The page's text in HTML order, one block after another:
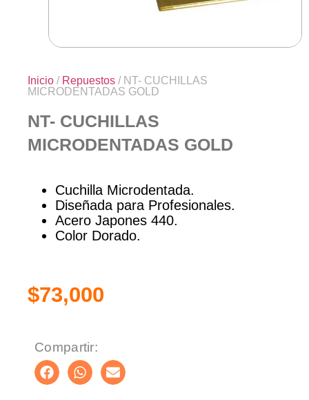
Inicio / Repuestos / NT- CUCHILLAS
MICRODENTADAS GOLD
NT- CUCHILLAS
MICRODENTADAS GOLD
Cuchilla Microdentada.
Diseñada para Profesionales.
Acero Japones 440.
Color Dorado.
$73,000
Compartir: